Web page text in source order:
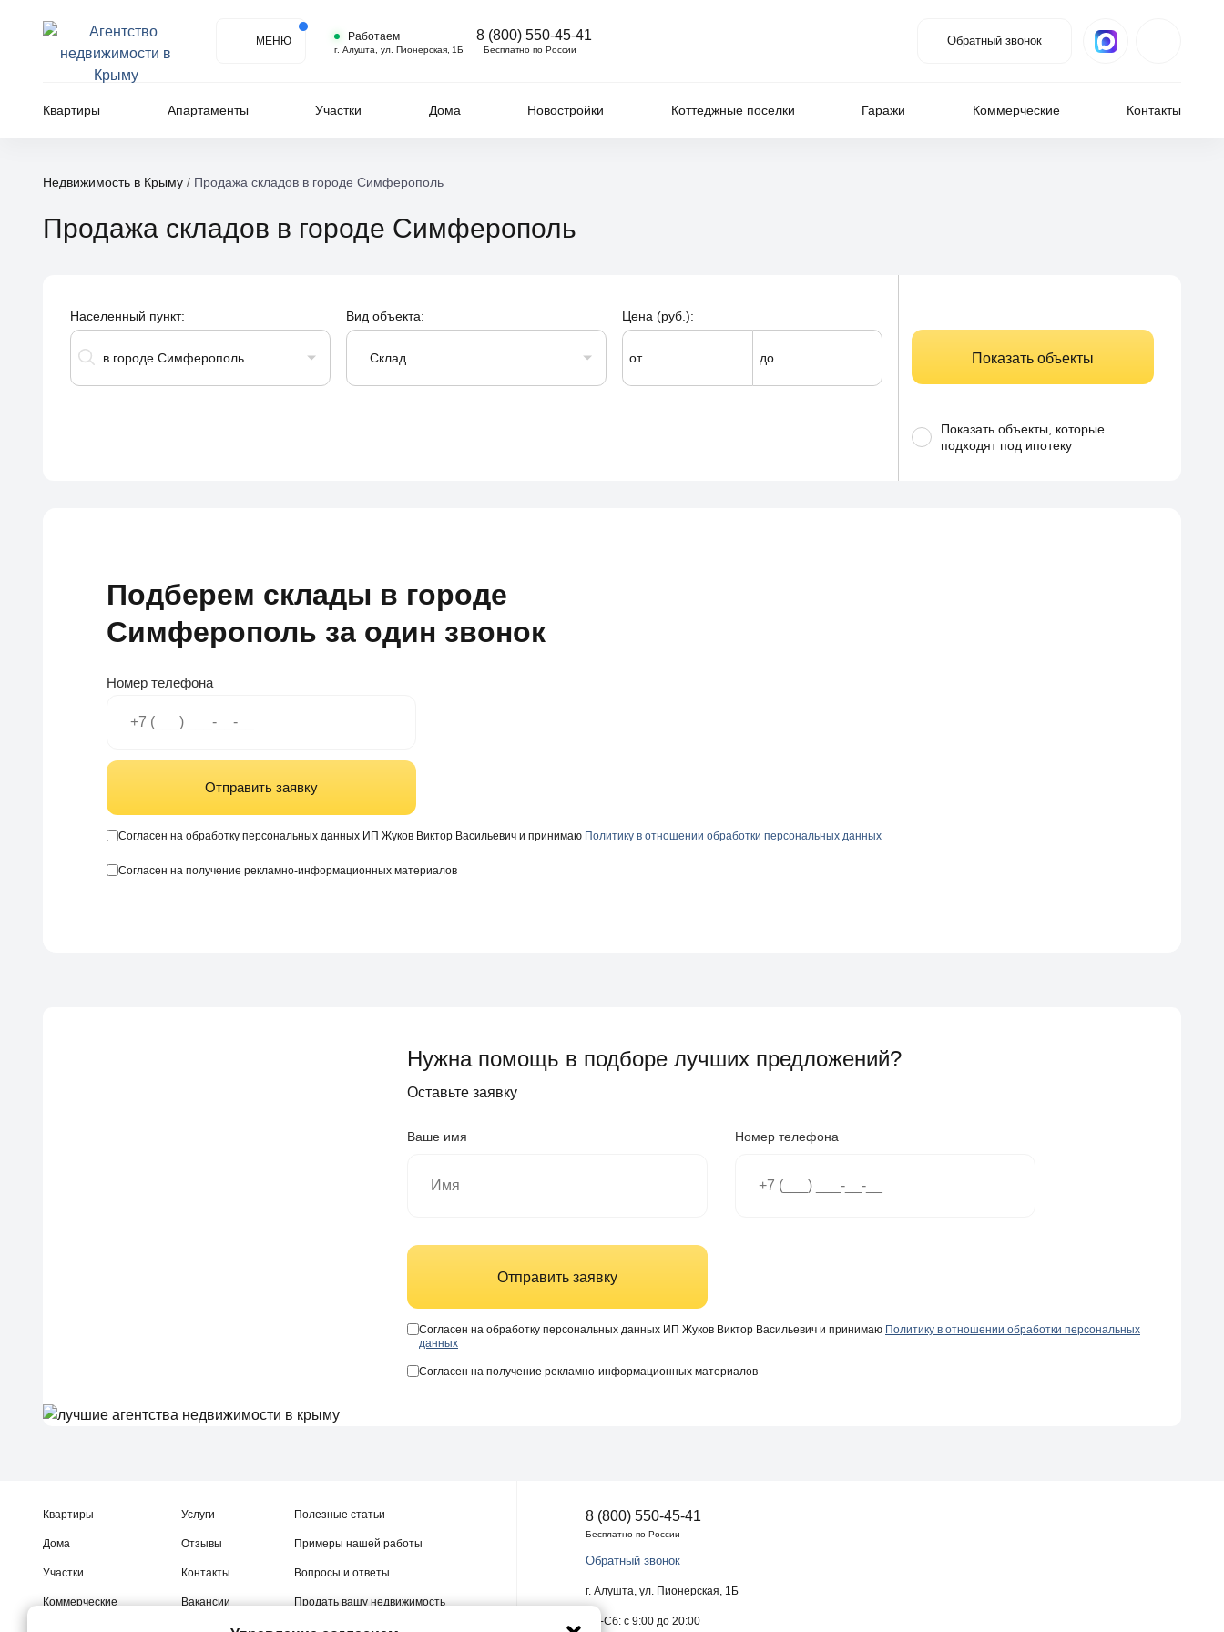
МЕНЮ Работаем
г. Алушта, ул. Пионерская, 1Б
8 (800) 550-45-41
Бесплатно по России
Обратный звонок
Квартиры Апартаменты Участки Дома Новостройки Коттеджные поселки Гаражи Коммерческие Контакты
Недвижимость в Крыму / Продажа складов в городе Симферополь
Продажа складов в городе Симферополь
Населенный пункт:
в городе Симферополь
Вид объекта:
Склад
Цена (руб.):
от до Показать объекты
Показать объекты, которые
подходят под ипотеку
Подберем склады в городе
Симферополь за один звонок
Номер телефона
Отправить заявку
Согласен на обработку персональных данных ИП Жуков Виктор Васильевич и принимаю Политику в отношении обработки персональных данных
Согласен на получение рекламно-информационных материалов
Нужна помощь в подборе лучших предложений?
Оставьте заявку
Ваше имя Номер телефона
Отправить заявку
Согласен на обработку персональных данных ИП Жуков Виктор Васильевич и принимаю Политику в отношении обработки персональных
данных
Согласен на получение рекламно-информационных материалов
Квартиры
Дома
Участки
Коммерческие
Услуги
Отзывы
Контакты
Вакансии
Полезные статьи
Примеры нашей работы
Вопросы и ответы
Продать вашу недвижимость
8 (800) 550-45-41
Бесплатно по России
Обратный звонок
г. Алушта, ул. Пионерская, 1Б
Пн-Сб: с 9:00 до 20:00